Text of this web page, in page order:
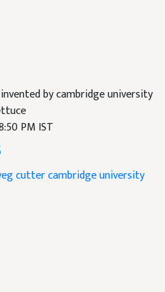
by cambridge university
PM IST
cutter cambridgeuniversity